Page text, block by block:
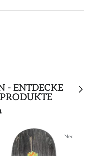
- ENTDECKE
Neu